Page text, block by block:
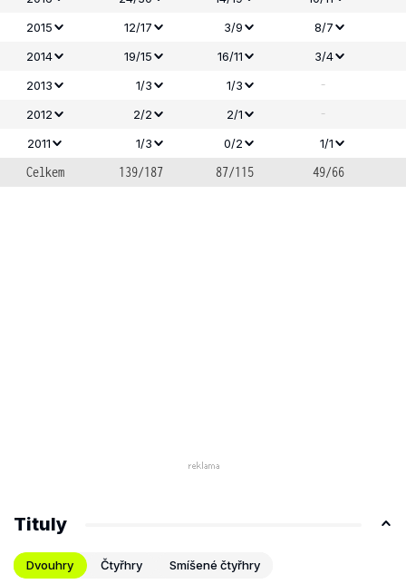
2015
12/17 3/9
8/7
2014
19/15 16/11
3/4
2013
1/3 1/3 -
2012 2/2 2/1 -
2011 1/3 0/2 1/1
Celkem 139/187 87/115 49/66
Tituly
Dvouhry Čtyřhry Smíšené čtyřhry